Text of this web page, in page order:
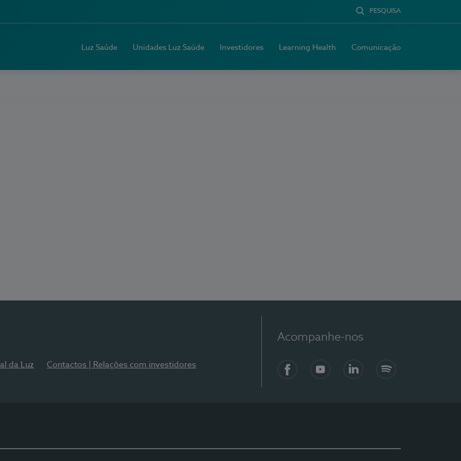
PESQUISA
Luz Saúde Unidades Luz Saúde Investidores Learning Health Comunicação
da Luz Contactos | Relações com investidores
Acompanhe-nos